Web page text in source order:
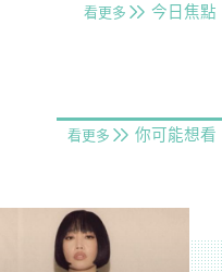
看更多 今日焦點
看更多 你可能想看